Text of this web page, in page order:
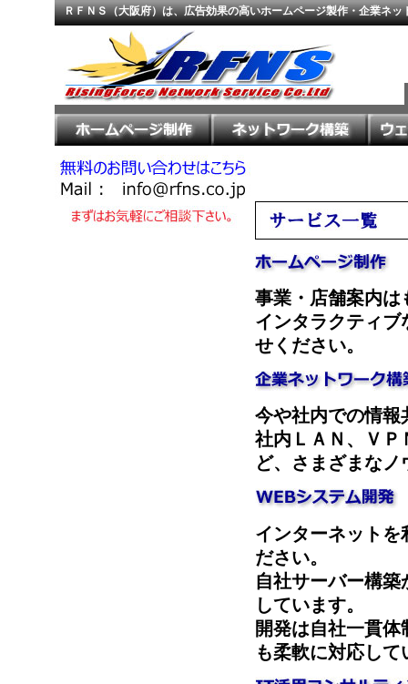
ＲＦＮＳ（大阪府）は、広告効果の高いホームページ製作・企業ネ
事業・店舗案内は
インタラクティ
せください。
今や社内での情報
社内ＬＡＮ、ＶＰ
ど、さまざまな
インターネット
ださい。
自社サーバー構
しています。
開発は自社一貫
も柔軟に対応して